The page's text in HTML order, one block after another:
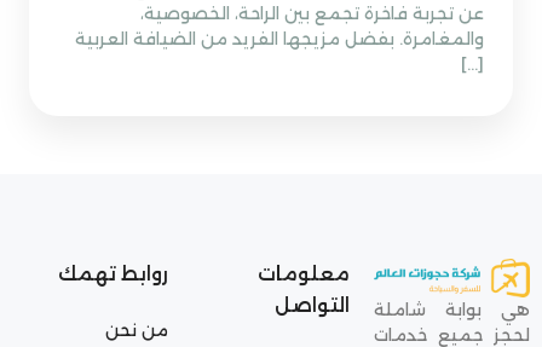
عن تجربة فاخرة تجمع بين الراحة، الخصوصية،
والمغامرة. بفضل مزيجها الفريد من الضيافة العربية
[…]
هي بوابة شاملة
لحجز جميع خدمات
معلومات
التواصل
روابط تهمك
من نحن